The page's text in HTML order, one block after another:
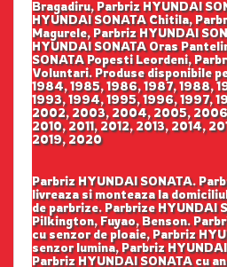
Bragadiru, Parbriz HYUNDAI
HYUNDAI SONATA Chitila,
Magurele, Parbriz HYUNDAI
HYUNDAI SONATA Oras
SONATA Popesti Leordeni,
Voluntari. Produse disponibile
1984, 1985, 1986, 1987, 1988,
1993, 1994, 1995, 1996, 1997,
2002, 2003, 2004, 2005,
2010, 2011, 2012, 2013, 2014,
2019, 2020
Parbriz HYUNDAI SONATA.
livreaza si monteaza la
de parbrize. Parbrize HYUNDAI
Pilkington, Fuyao, Benson.
cu senzor de ploaie, Parbriz
senzor lumina, Parbriz
Parbriz HYUNDAI SONATA cu